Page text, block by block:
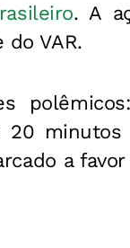
. A
VAR.
20 minutos
a favor